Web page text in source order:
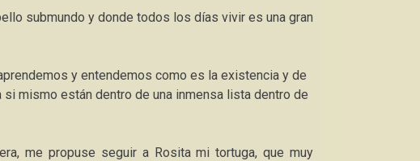
submundo y donde todos los días vivir es una gran
y entendemos como es la existencia y de
mismo están dentro de una inmensa lista dentro de
me propuse seguir a Rosita mi tortuga, que muy